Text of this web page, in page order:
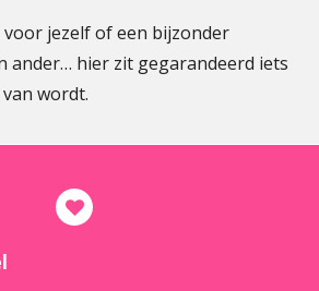
jezelf of een bijzonder
ander… hier zit gegarandeerd iets
wordt.